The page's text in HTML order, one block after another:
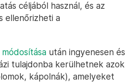
céljából használ, és az
ellenőrizheti a
után ingyenesen és
tulajdonba kerülhetnek azok
kápolnák), amelyeket